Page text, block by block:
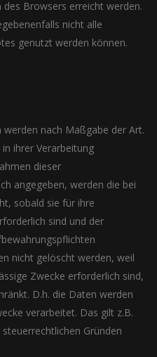
des Browsers erreicht werden.
nicht alle
genutzt werden können.
nach Maßgabe der Art.
ihrer Verarbeitung
dieser
angegeben, werden die bei
sobald sie für ihre
sind und der
nicht gelöscht werden, weil
Zwecke erforderlich sind,
D.h. die Daten werden
verarbeitet. Das gilt z.B.
Gründen